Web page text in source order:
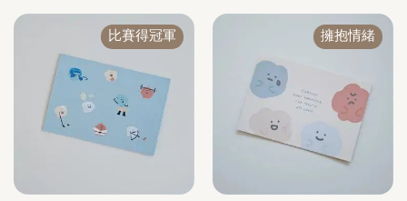
比賽得冠軍 擁抱情緒